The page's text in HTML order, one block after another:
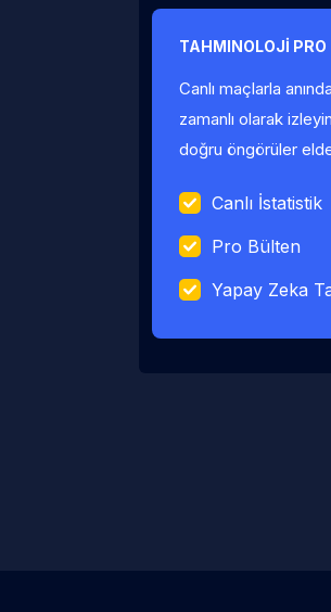
TAHMINOLOJİ PRO
Canlı maçlarla
zamanlı olarak
doğru öngörüler
Canlı İstatistik
Pro Bülten
Yapay Zeka